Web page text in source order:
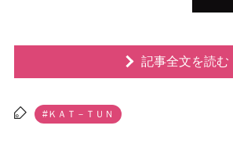
記事全文を読む
#ＫＡＴ－ＴＵＮ